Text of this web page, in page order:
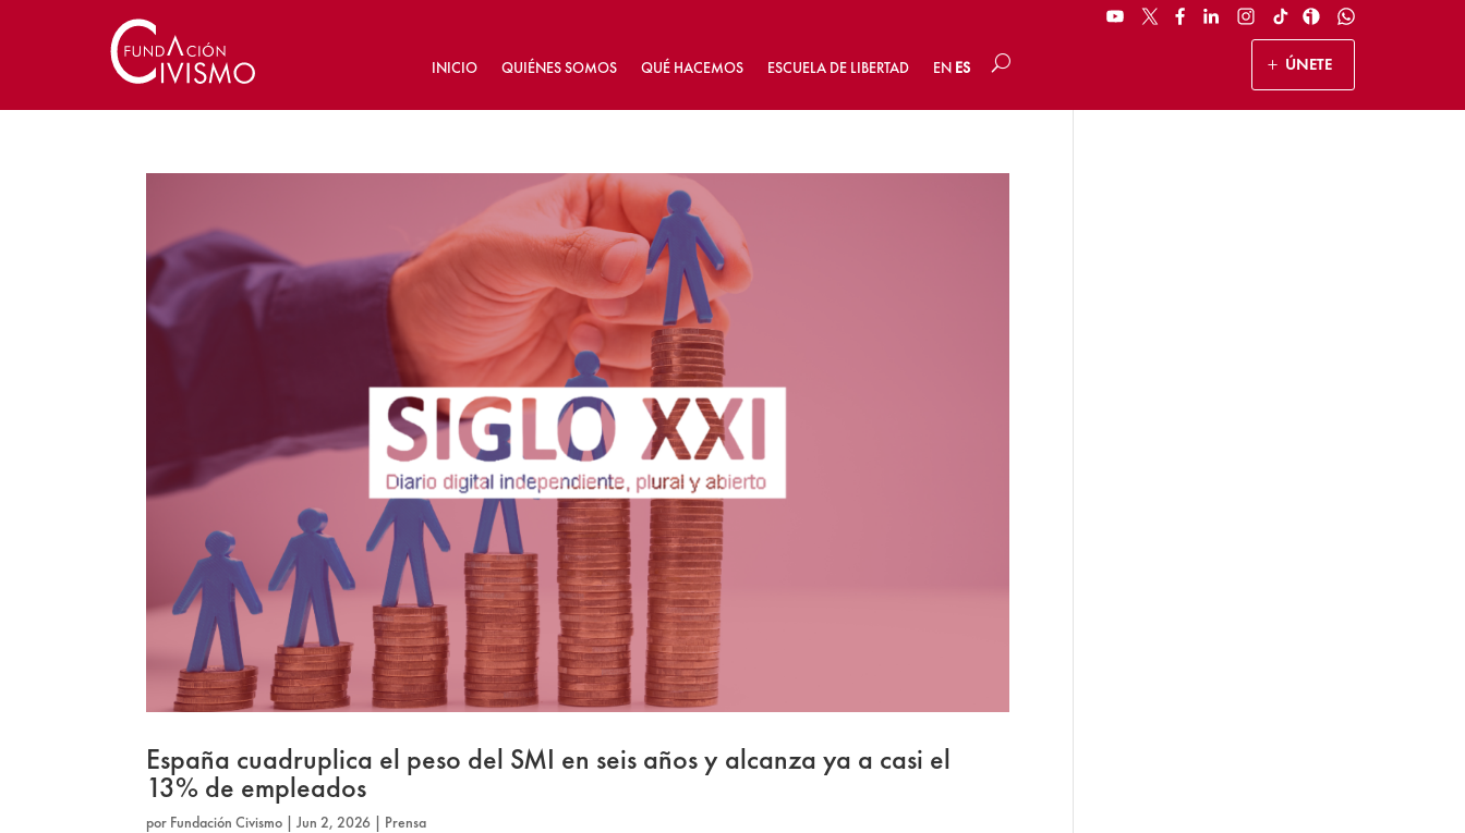
INICIO QUIÉNES SOMOS QUÉ HACEMOS ESCUELA DE LIBERTAD EN ES ÚNETE
España cuadruplica el peso del SMI en seis años y alcanza ya a casi el
13% de empleados
por Fundación Civismo |Jun 2, 2026 | Prensa